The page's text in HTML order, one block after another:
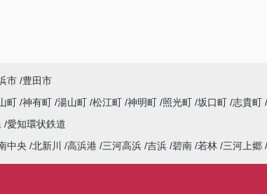
市 豊田市
町 神有町 湯山町 松江町 神明町 照光町 坂口町 志貴町
愛知環状鉄道
中央 北新川 高浜港 三河高浜 吉浜 碧南 若林 三河上郷